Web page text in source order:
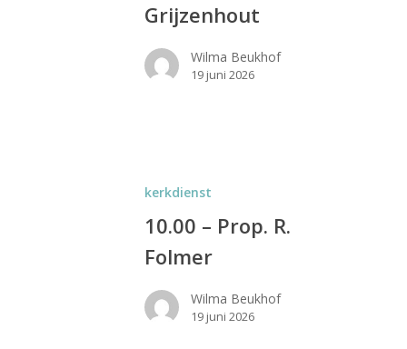
Grijzenhout
Wilma Beukhof
19 juni 2026
kerkdienst
10.00 – Prop. R.
Folmer
Wilma Beukhof
19 juni 2026